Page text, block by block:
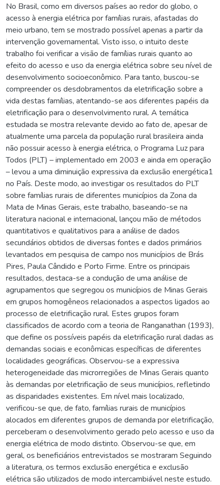
No Brasil, como em diversos países ao redor do globo, o
acesso à energia elétrica por famílias rurais, afastadas do
meio urbano, tem se mostrado possível apenas a partir da
intervenção governamental. Visto isso, o intuito deste
trabalho foi verificar a visão de famílias rurais quanto ao
efeito do acesso e uso da energia elétrica sobre seu nível de
desenvolvimento socioeconômico. Para tanto, buscou-se
compreender os desdobramentos da eletrificação sobre a
vida destas famílias, atentando-se aos diferentes papéis da
eletrificação para o desenvolvimento rural. A temática
estudada se mostra relevante devido ao fato de, apesar de
atualmente uma parcela da população rural brasileira ainda
não possuir acesso à energia elétrica, o Programa Luz para
Todos (PLT) – implementado em 2003 e ainda em operação
– levou a uma diminuição expressiva da exclusão energética1
no País. Deste modo, ao investigar os resultados do PLT
sobre famílias rurais de diferentes municípios da Zona da
Mata de Minas Gerais, este trabalho, baseando-se na
literatura nacional e internacional, lançou mão de métodos
quantitativos e qualitativos para a análise de dados
secundários obtidos de diversas fontes e dados primários
levantados em pesquisa de campo nos municípios de Brás
Pires, Paula Cândido e Porto Firme. Entre os principais
resultados, destaca-se a condução de uma análise de
agrupamentos que segregou os municípios de Minas Gerais
em grupos homogêneos relacionados a aspectos ligados ao
processo de eletrificação rural. Estes grupos foram
classificados de acordo com a teoria de Ranganathan (1993),
que define os possíveis papéis da eletrificação rural dadas as
demandas sociais e econômicas específicas de diferentes
localidades geográficas. Observou-se a expressiva
heterogeneidade das microrregiões de Minas Gerais quanto
às demandas por eletrificação de seus municípios, refletindo
as disparidades existentes. Em nível mais localizado,
verificou-se que, de fato, famílias rurais de municípios
alocados em diferentes grupos de demanda por eletrificação,
perceberam o desenvolvimento gerado pelo acesso e uso da
energia elétrica de modo distinto. Observou-se que, em
geral, os beneficiários entrevistados se mostraram Seguindo
a literatura, os termos exclusão energética e exclusão
elétrica são utilizados de modo intercambiável neste estudo.